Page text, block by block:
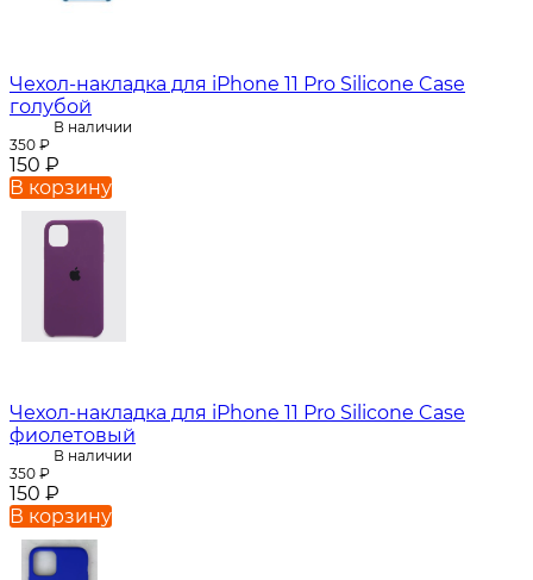
Чехол-накладка для iPhone 11 Pro Silicone Case
голубой
В наличии
350 ₽
150 ₽
В корзину
Чехол-накладка для iPhone 11 Pro Silicone Case
фиолетовый
В наличии
350 ₽
150 ₽
В корзину